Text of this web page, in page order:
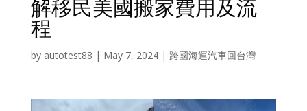
解移民美國搬家費用及流
程
by autotest88 | May 7, 2024| 跨國海運汽車回台灣